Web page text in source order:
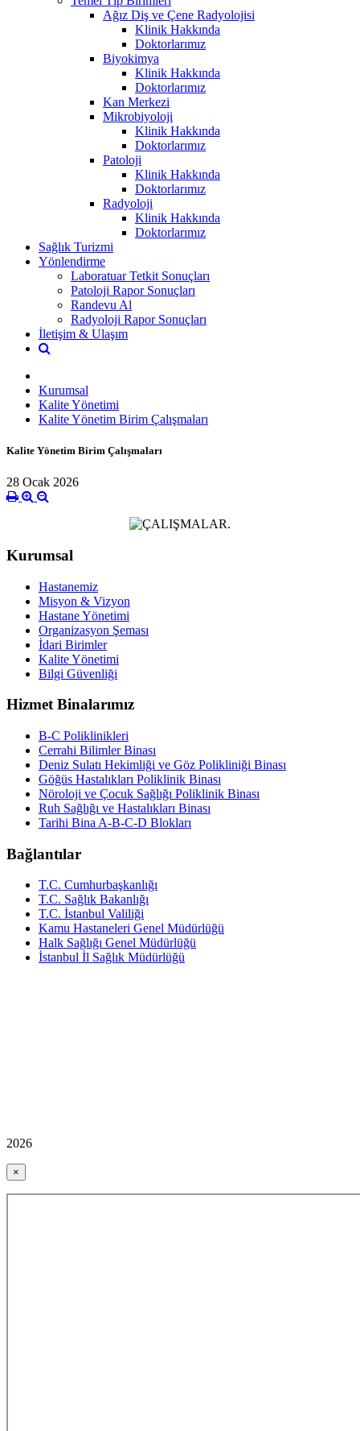
Ağız Diş ve Çene Radyolojisi
Klinik Hakkında
Doktorlarımız
Biyokimya
Klinik Hakkında
Doktorlarımız
Kan Merkezi
Mikrobiyoloji
Klinik Hakkında
Doktorlarımız
Patoloji
Klinik Hakkında
Doktorlarımız
Radyoloji
Klinik Hakkında
Doktorlarımız
Sağlık Turizmi
Yönlendirme
Laboratuar Tetkit Sonuçları
Patoloji Rapor Sonuçları
Randevu Al
Radyoloji Rapor Sonuçları
İletişim & Ulaşım
Kurumsal
Kalite Yönetimi
Kalite Yönetim Birim Çalışmaları
Kalite Yönetim Birim Çalışmaları
28 Ocak 2026
.
Kurumsal
Hastanemiz
Misyon & Vizyon
Hastane Yönetimi
Organizasyon Şeması
İdari Birimler
Kalite Yönetimi
Bilgi Güvenliği
Hizmet Binalarımız
B-C Poliklinikleri
Cerrahi Bilimler Binası
Deniz Sulatı Hekimliği ve Göz Polikliniği Binası
Göğüs Hastalıkları Poliklinik Binası
Nöroloji ve Çocuk Sağlığı Poliklinik Binası
Ruh Sağlığı ve Hastalıkları Binası
Tarihi Bina A-B-C-D Blokları
Bağlantılar
T.C. Cumhurbaşkanlığı
T.C. Sağlık Bakanlığı
T.C. İstanbul Valiliği
Kamu Hastaneleri Genel Müdürlüğü
Halk Sağlığı Genel Müdürlüğü
İstanbul İl Sağlık Müdürlüğü
2026
×